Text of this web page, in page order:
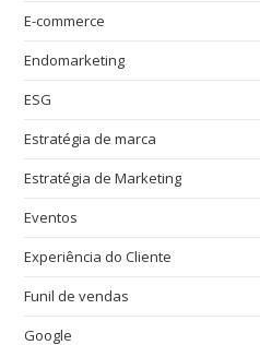
E-commerce
Endomarketing
ESG
Estratégia de marca
Estratégia de Marketing
Eventos
Experiência do Cliente
Funil de vendas
Google